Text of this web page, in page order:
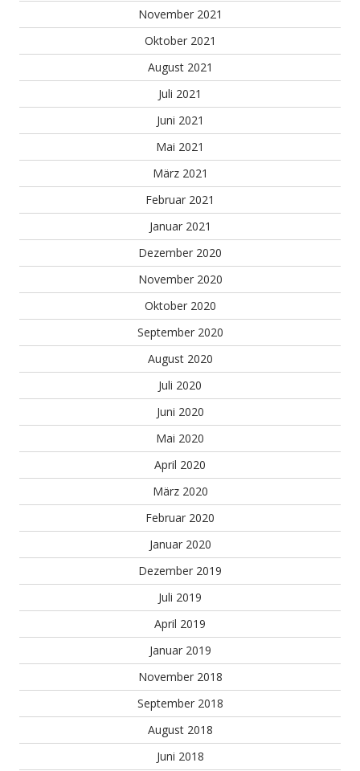
November 2021
Oktober 2021
August 2021
Juli 2021
Juni 2021
Mai 2021
März 2021
Februar 2021
Januar 2021
Dezember 2020
November 2020
Oktober 2020
September 2020
August 2020
Juli 2020
Juni 2020
Mai 2020
April 2020
März 2020
Februar 2020
Januar 2020
Dezember 2019
Juli 2019
April 2019
Januar 2019
November 2018
September 2018
August 2018
Juni 2018